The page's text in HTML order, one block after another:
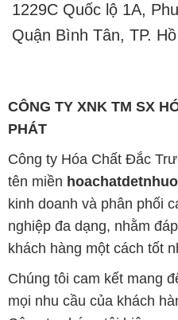
1229C Quốc lộ 1A,
Quận Bình Tân, TP.
CÔNG TY XNK TM SX
PHÁT
Công ty Hóa Chất Đắc
tên miền
kinh doanh và phân phối
nghiệp đa dạng, nhằm
khách hàng một cách tốt
Chúng tôi cam kết mang
mọi nhu cầu của khách